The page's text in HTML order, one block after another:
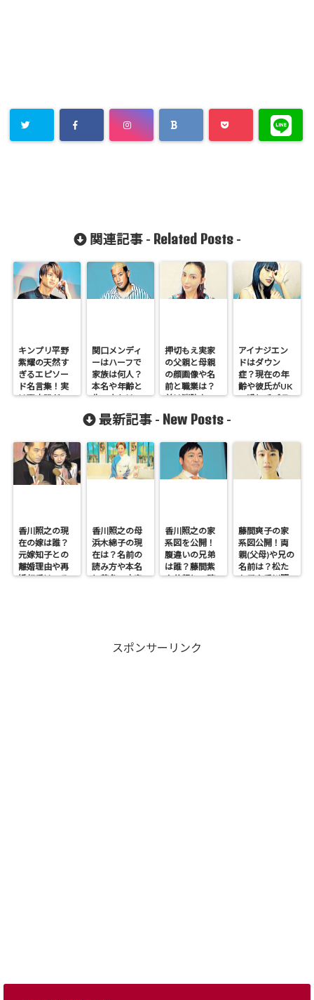
関連記事 - Related Posts-
キンプリ平野
紫耀の天然す
ぎるエピソー
ド名言集！実
は天才肌だっ
関口メンディ
ーはハーフで
家族は何人？
本名や年齢と
生い立ちは
押切もえ実家
の父親と母親
の顔画像や名
前と職業は？
弟は消防士の
アイナジエン
ドはダウン
症？現在の年
齢や彼氏がUK
の噂と毛ブラ
最新記事 - New Posts -
香川照之の現
在の嫁は誰？
元嫁知子との
離婚理由や再
婚相手はいる
香川照之の母
浜木綿子の現
在は？名前の
読み方や本名
と芸名の由来
香川照之の家
系図を公開！
腹違いの兄弟
は誰？藤間紫
や父親との確
藤間爽子の家
系図公開！両
親(父母)や兄の
名前は？松た
か子や香川照
スポンサーリンク